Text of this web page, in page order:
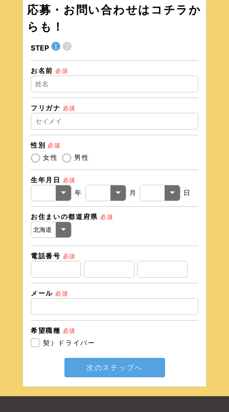
応募・お問い合わせはコチラか
らも！
STEP ❶❷
お名前 必須
フリガナ 必須
性別 必須
女性 男性
生年月日 必須
年 月 日
お住まいの都道府県 必須
電話番号 必須
メール 必須
希望職種 必須
契）ドライバー
次のステップへ